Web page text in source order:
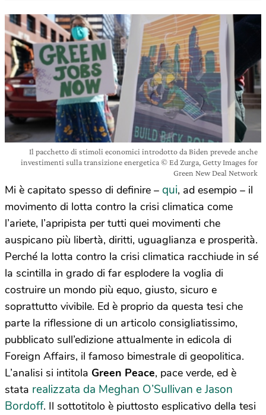
Il pacchetto di stimoli economici introdotto da Biden prevede anche
investimenti sulla transizione energetica © Ed Zurga, Getty Images for
Green New Deal Network
Mi è capitato spesso di definire – qui, ad esempio – il
movimento di lotta contro la crisi climatica come
l’ariete, l’apripista per tutti quei movimenti che
auspicano più libertà, diritti, uguaglianza e prosperità.
Perché la lotta contro la crisi climatica racchiude in sé
la scintilla in grado di far esplodere la voglia di
costruire un mondo più equo, giusto, sicuro e
soprattutto vivibile. Ed è proprio da questa tesi che
parte la riflessione di un articolo consigliatissimo,
pubblicato sull’edizione attualmente in edicola di
Foreign Affairs, il famoso bimestrale di geopolitica.
L’analisi si intitola Green Peace, pace verde, ed è
stata realizzata da Meghan O’Sullivan e Jason
Bordoff. Il sottotitolo è piuttosto esplicativo della tesi